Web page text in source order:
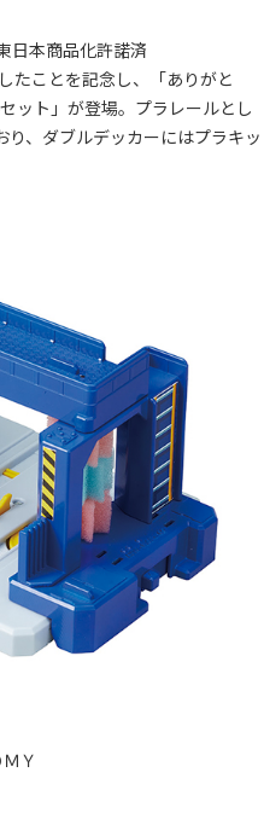
本商品化許諾済
たことを記念し、「ありがと
ット」が登場。プラレールとし
、ダブルデッカーにはプラキッ
Ｙ